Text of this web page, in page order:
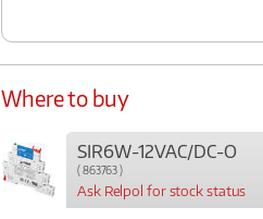
Where to buy
SIR6W-12VAC/DC-O
( 863763 )
Ask Relpol for stock status